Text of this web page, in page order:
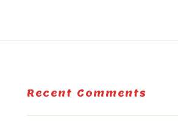
Recent Comments